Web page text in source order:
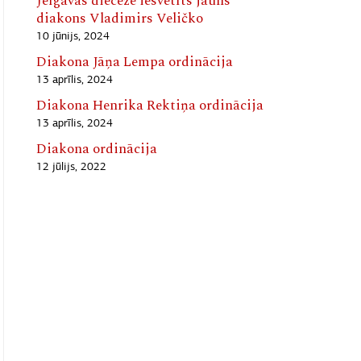
diakons Vladimirs Veličko
10 jūnijs, 2024
Diakona Jāņa Lempa ordinācija
13 aprīlis, 2024
Diakona Henrika Rektiņa ordinācija
13 aprīlis, 2024
Diakona ordinācija
12 jūlijs, 2022